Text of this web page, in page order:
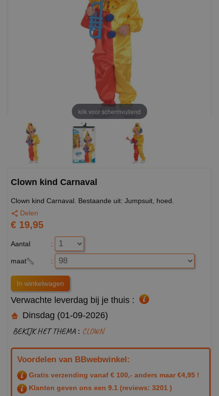
klik voor schermvullend
Clown kind Carnaval
Clown kind Carnaval. Bestaande uit: Jumpsuit, hoed.
Delen
€ 19,95
Aantal :
maat :
Verwachte leverdag bij je thuis :
Dinsdag (01-09-2026)
BEKIJK HET THEMA : CLOWN
Voordelen van BBwebwinkel:
Gratis verzending vanaf € 100,- anders maar €4,95 !
Klanten geven ons een 9.1 (reviews: 3201 )